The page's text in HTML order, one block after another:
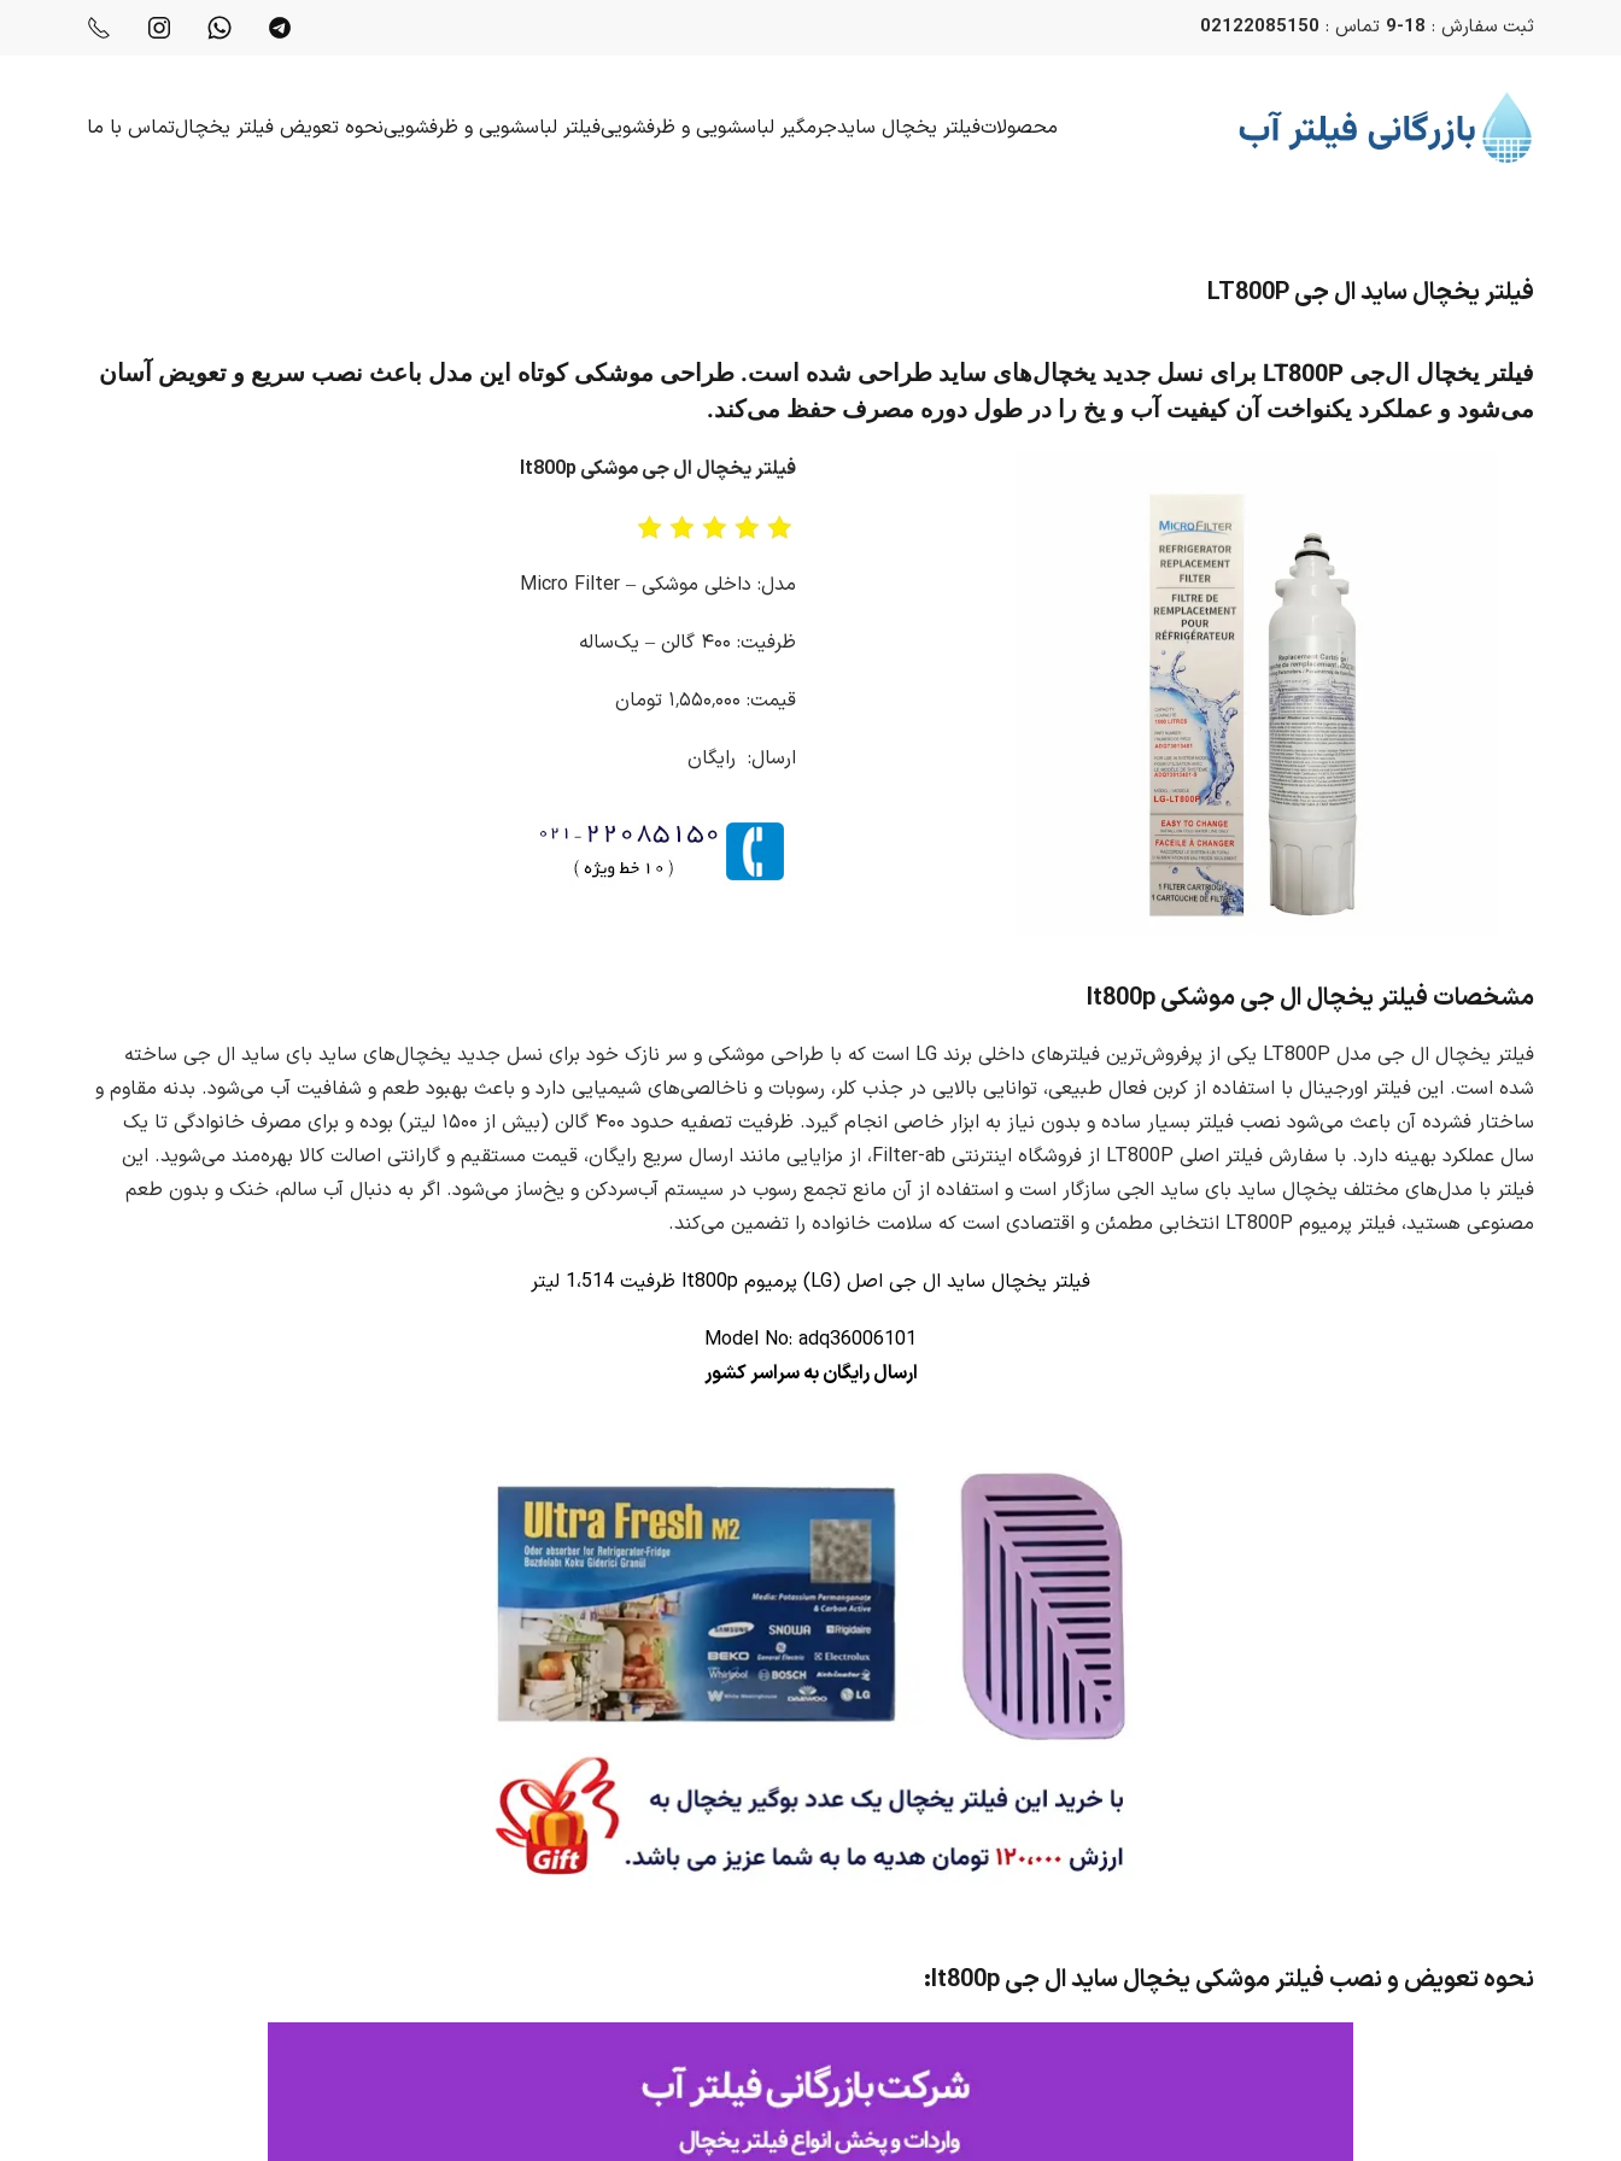
ثبت سفارش : 18-9 تماس : 02122085150
محصولاتفیلتر یخچال سایدجرمگیر لباسشویی و ظرفشوییفیلتر لباسشویی و ظرفشویینحوه تعویض فیلتر یخچالتماس با ما
فیلتر یخچال ساید ال جی LT800P
فیلتر یخچال ال‌جی LT800P برای نسل جدید یخچال‌های ساید طراحی شده است. طراحی موشکی کوتاه این مدل باعث نصب سریع و تعویض آسان
می‌شود و عملکرد یکنواخت آن کیفیت آب و یخ را در طول دوره مصرف حفظ می‌کند.
فیلتر یخچال ال جی موشکی lt800p
مدل: داخلی موشکی – Micro Filter
ظرفیت: ۴۰۰ گالن – یک‌ساله
قیمت: ۱٬۵۵۰٬۰۰۰ تومان
ارسال: رایگان
مشخصات فیلتر یخچال ال جی موشکی lt800p
فیلتر یخچال ال جی مدل LT800P یکی از پرفروش‌ترین فیلترهای داخلی برند LG است که با طراحی موشکی و سر نازک خود برای نسل جدید یخچال‌های ساید بای ساید ال‌ جی ساخته
شده است. این فیلتر اورجینال با استفاده از کربن فعال طبیعی، توانایی بالایی در جذب کلر، رسوبات و ناخالصی‌های شیمیایی دارد و باعث بهبود طعم و شفافیت آب می‌شود. بدنه مقاوم و
ساختار فشرده آن باعث می‌شود نصب فیلتر بسیار ساده و بدون نیاز به ابزار خاصی انجام گیرد. ظرفیت تصفیه حدود ۴۰۰ گالن (بیش از ۱۵۰۰ لیتر) بوده و برای مصرف خانوادگی تا یک
سال عملکرد بهینه دارد. با سفارش فیلتر اصلی LT800P از فروشگاه اینترنتی Filter-ab، از مزایایی مانند ارسال سریع رایگان، قیمت مستقیم و گارانتی اصالت کالا بهره‌مند می‌شوید. این
فیلتر با مدل‌های مختلف یخچال ساید بای ساید الجی سازگار است و استفاده از آن مانع تجمع رسوب در سیستم آب‌سردکن و یخ‌ساز می‌شود. اگر به دنبال آب سالم، خنک و بدون طعم
مصنوعی هستید، فیلتر پرمیوم LT800P انتخابی مطمئن و اقتصادی است که سلامت خانواده را تضمین می‌کند.
فیلتر یخچال ساید ال جی اصل (LG) پرمیوم lt800p ظرفیت 1،514 لیتر
Model No: adq36006101
ارسال رایگان به سراسر کشور
نحوه تعویض و نصب فیلتر موشکی یخچال ساید ال جی lt800p: